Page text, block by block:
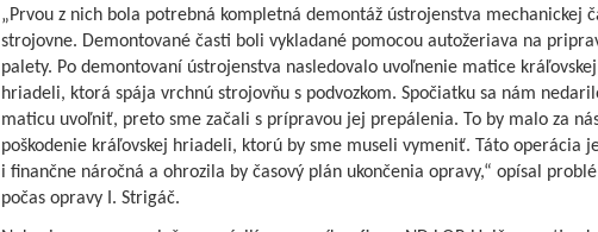
„Prvou z nich bola potrebná kompletná demontáž ústrojenstva mechanickej
strojovne. Demontované časti boli vykladané pomocou autožeriava na
palety. Po demontovaní ústrojenstva nasledovalo uvoľnenie matice kráľovskej
hriadeli, ktorá spája vrchnú strojovňu s podvozkom. Spočiatku sa nám
maticu uvoľniť, preto sme začali s prípravou jej prepálenia. To by malo za
poškodenie kráľovskej hriadeli, ktorú by sme museli vymeniť. Táto operácia
i finančne náročná a ohrozila by časový plán ukončenia opravy,“ opísal
počas opravy I. Strigáč.